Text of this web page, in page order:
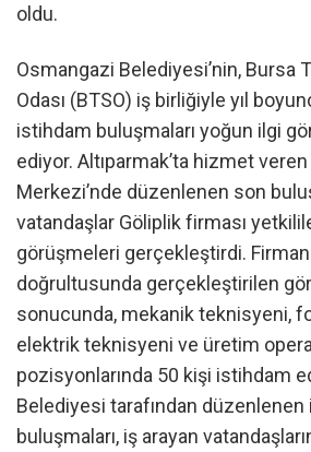
oldu.
Osmangazi Belediyesi’nin, Bursa
Odası (BTSO) iş birliğiyle yıl
istihdam buluşmaları yoğun ilgi
ediyor. Altıparmak’ta hizmet
Merkezi’nde düzenlenen son
vatandaşlar Göliplik firması
görüşmeleri gerçekleştirdi.
doğrultusunda gerçekleştirilen
sonucunda, mekanik teknisyeni,
elektrik teknisyeni ve üretim
pozisyonlarında 50 kişi istihdam
Belediyesi tarafından
buluşmaları, iş arayan